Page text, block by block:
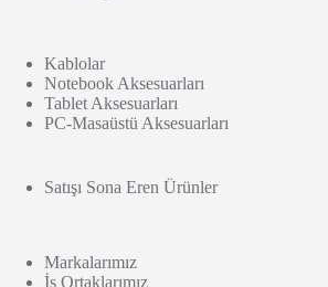
Kablolar
Notebook Aksesuarları
Tablet Aksesuarları
PC-Masaüstü Aksesuarları
Satışı Sona Eren Ürünler
Markalarımız
İş Ortaklarımız